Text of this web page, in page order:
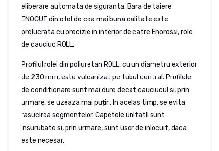
eliberare automata de siguranta. Bara de taiere
ENOCUT din otel de cea mai buna calitate este
prelucrata cu precizie in interior de catre Enorossi, role
de cauciuc ROLL.
Profilul rolei din poliuretan ROLL, cu un diametru exterior
de 230 mm, este vulcanizat pe tubul central. Profilele
de conditionare sunt mai dure decat cauciucul si, prin
urmare, se uzeaza mai puțin. In acelas timp, se evita
rasucirea segmentelor. Capetele unitatii sunt
insurubate si, prin urmare, sunt usor de inlocuit, daca
este necesar.